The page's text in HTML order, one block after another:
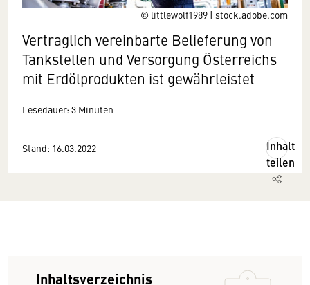
© littlewolf1989 | stock.adobe.com
Vertraglich vereinbarte Belieferung von
Tankstellen und Versorgung Österreichs
mit Erdölprodukten ist gewährleistet
Lesedauer: 3 Minuten
Stand: 16.03.2022
Inhalt
teilen
Inhaltsverzeichnis